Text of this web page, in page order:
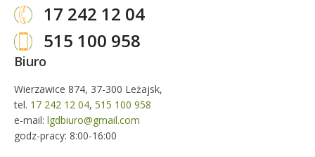
17 242 12 04
515 100 958
Biuro
Wierzawice 874, 37-300 Leżajsk,
tel. 17 242 12 04, 515 100 958
e-mail: lgdbiuro@gmail.com
godz-pracy: 8:00-16:00